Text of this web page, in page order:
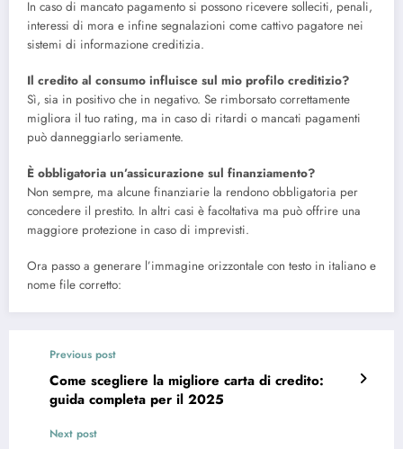
In caso di mancato pagamento si possono ricevere solleciti, penali,
interessi di mora e infine segnalazioni come cattivo pagatore nei
sistemi di informazione creditizia.
Il credito al consumo influisce sul mio profilo creditizio?
Sì, sia in positivo che in negativo. Se rimborsato correttamente
migliora il tuo rating, ma in caso di ritardi o mancati pagamenti
può danneggiarlo seriamente.
È obbligatoria un’assicurazione sul finanziamento?
Non sempre, ma alcune finanziarie la rendono obbligatoria per
concedere il prestito. In altri casi è facoltativa ma può offrire una
maggiore protezione in caso di imprevisti.
Ora passo a generare l’immagine orizzontale con testo in italiano e
nome file corretto:
Previous post
Come scegliere la migliore carta di credito:
guida completa per il 2025
Next post